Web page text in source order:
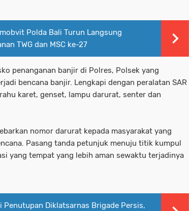
Polda Bali Turun Langsung
TWG dan MSC ke-27
penanganan banjir di Polres, Polsek yang
bencana banjir. Lengkapi dengan peralatan SAR
karet, genset, lampu darurat, senter dan
nomor darurat kepada masyarakat yang
Pasang tanda petunjuk menuju titik kumpul
yang tempat yang lebih aman sewaktu terjadinya
Penutupan Diklatsarnas Brigade Persis,